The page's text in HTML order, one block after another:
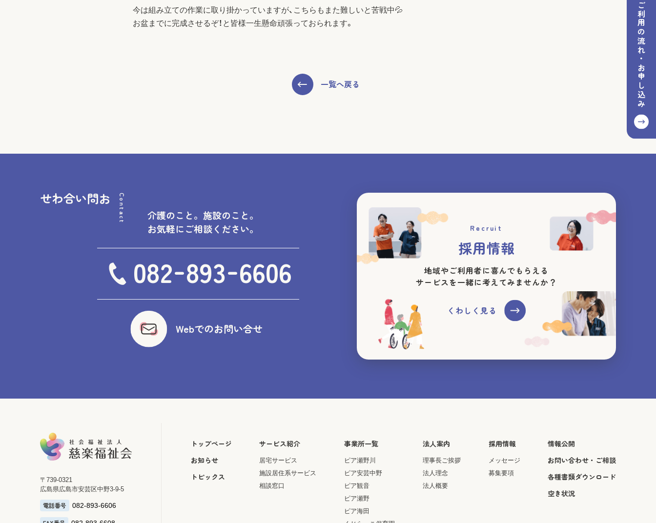
今は組み立ての作業に取り掛かっていますが、こちらもまた難しいと苦戦中💦
お盆までに完成させるぞ！と皆様一生懸命頑張っておられます。
一覧へ戻る ご利用の流れ・お申し込み
お問い合わせ Contact
介護のこと。施設のこと。
お気軽にご相談ください。
082-893-6606
Webでのお問い合せ
Recruit
採用情報
地域やご利用者に喜んでもらえる
サービスを一緒に考えてみませんか？
くわしく見る
〒739-0321
広島県広島市安芸区中野3-9-5
電話番号 082-893-6606
トップページ
お知らせ
トピックス
サービス紹介
居宅サービス
施設居住系サービス
相談窓口
事業所一覧
ピア瀬野川
ピア安芸中野
ピア観音
ピア瀬野
ピア海田
法人案内
理事長ご挨拶
法人理念
法人概要
採用情報
メッセージ
募集要項
情報公開
お問い合わせ・ご相談
各種書類ダウンロード
空き状況